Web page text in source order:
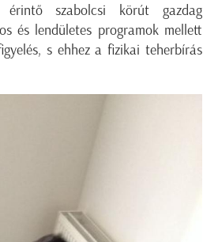
érintő szabolcsi körút gazdag
és lendületes programok mellett
s ehhez a fizikai teherbírás